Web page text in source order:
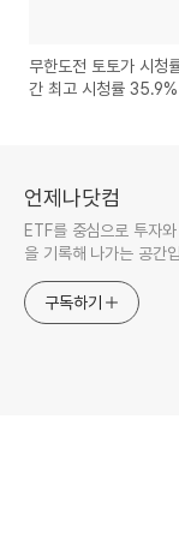
무한도전 토토가 시청
간 최고 시청률 35.9%
언제나닷컴
ETF를 중심으로 투자
을 기록해 나가는 공간
구독하기